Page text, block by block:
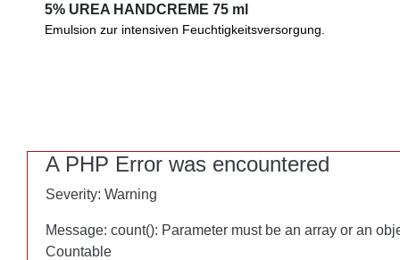
5% UREA HANDCREME 75 ml
Intensive Feuchtigkeitsversorgung durch UREA. Schnell
5% UREA HANDCREME 75 ml
Emulsion zur intensiven Feuchtigkeitsversorgung.
A PHP Error was encountered
Severity: Warning
Message: count(): Parameter must be an array or an
Countable
A PHP Error was encountered
Severity: Warning
Message: count(): Parameter must be an array or an
Countable